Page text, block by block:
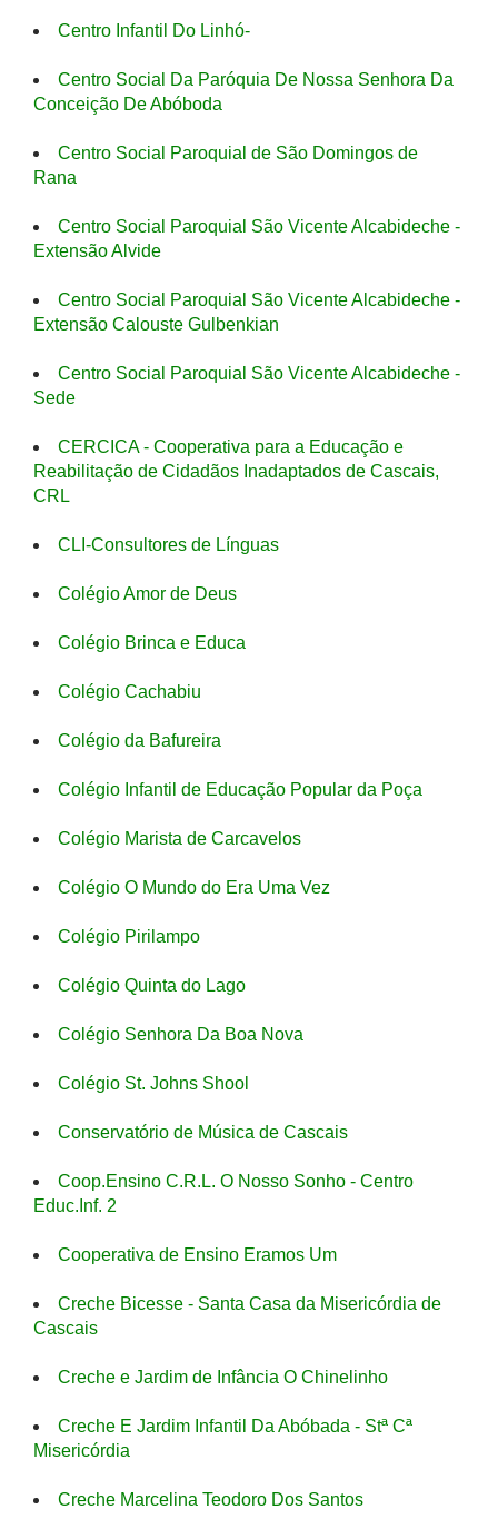
Centro Infantil Do Linhó-
Centro Social Da Paróquia De Nossa Senhora Da
Conceição De Abóboda
Centro Social Paroquial de São Domingos de
Rana
Centro Social Paroquial São Vicente Alcabideche -
Extensão Alvide
Centro Social Paroquial São Vicente Alcabideche -
Extensão Calouste Gulbenkian
Centro Social Paroquial São Vicente Alcabideche -
Sede
CERCICA - Cooperativa para a Educação e
Reabilitação de Cidadãos Inadaptados de Cascais,
CRL
CLI-Consultores de Línguas
Colégio Amor de Deus
Colégio Brinca e Educa
Colégio Cachabiu
Colégio da Bafureira
Colégio Infantil de Educação Popular da Poça
Colégio Marista de Carcavelos
Colégio O Mundo do Era Uma Vez
Colégio Pirilampo
Colégio Quinta do Lago
Colégio Senhora Da Boa Nova
Colégio St. Johns Shool
Conservatório de Música de Cascais
Coop.Ensino C.R.L. O Nosso Sonho - Centro
Educ.Inf. 2
Cooperativa de Ensino Eramos Um
Creche Bicesse - Santa Casa da Misericórdia de
Cascais
Creche e Jardim de Infância O Chinelinho
Creche E Jardim Infantil Da Abóbada - Stª Cª
Misericórdia
Creche Marcelina Teodoro Dos Santos